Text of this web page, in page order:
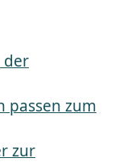
der
passen zum
zur